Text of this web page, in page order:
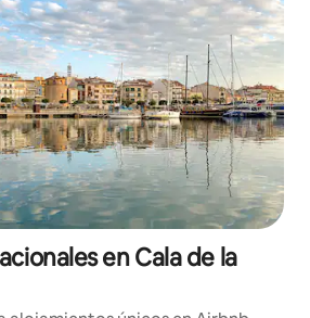
en Cala de la